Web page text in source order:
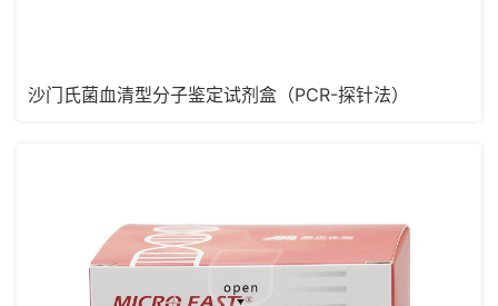
沙门氏菌血清型分子鉴定试剂盒（PCR-探针法）